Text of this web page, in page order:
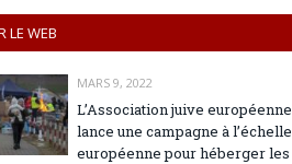
LE WEB
MARS 9, 2022
L’Association juive européenne
lance une campagne à l’échelle
européenne pour héberger les